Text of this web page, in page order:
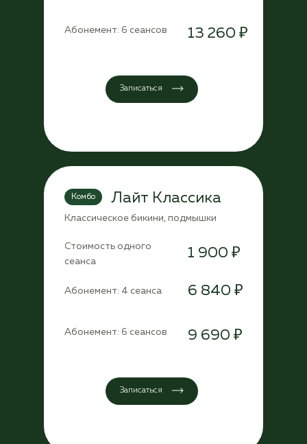
Абонемент: 6 сеансов 13 260 ₽
Записаться
Стоимость одного
сеанса
1 900 ₽
Абонемент: 6 сеансов 9 690 ₽
Записаться
Абонемент: 4 сеанса 6 840 ₽
Лайт Классика
Классическое бикини, подмышки
Комбо